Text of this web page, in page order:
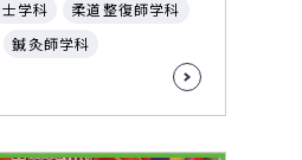
学科
柔道整復師学科
鍼灸師学科